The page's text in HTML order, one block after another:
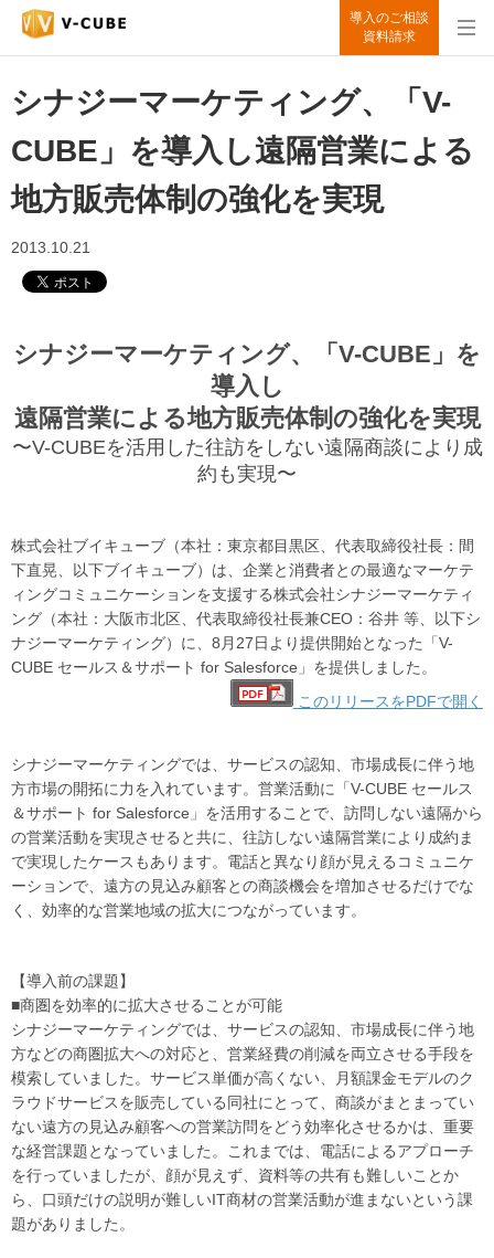
導入のご相談
資料請求
シナジーマーケティング、「V-
CUBE」を導入し遠隔営業による
地方販売体制の強化を実現
2013.10.21
シナジーマーケティング、「V-CUBE」を
導入し
遠隔営業による地方販売体制の強化を実現
〜V-CUBEを活用した往訪をしない遠隔商談により成
約も実現〜
株式会社ブイキューブ（本社：東京都目黒区、代表取締役社長：間
下直晃、以下ブイキューブ）は、企業と消費者との最適なマーケテ
ィングコミュニケーションを支援する株式会社シナジーマーケティ
ング（本社：大阪市北区、代表取締役社長兼CEO：谷井 等、以下シ
ナジーマーケティング）に、8月27日より提供開始となった「V-
CUBE セールス＆サポート for Salesforce」を提供しました。
このリリースをPDFで開く
シナジーマーケティングでは、サービスの認知、市場成長に伴う地
方市場の開拓に力を入れています。営業活動に「V-CUBE セールス
＆サポート for Salesforce」を活用することで、訪問しない遠隔から
の営業活動を実現させると共に、往訪しない遠隔営業により成約ま
で実現したケースもあります。電話と異なり顔が見えるコミュニケ
ーションで、遠方の見込み顧客との商談機会を増加させるだけでな
く、効率的な営業地域の拡大につながっています。
【導入前の課題】
■商圏を効率的に拡大させることが可能
シナジーマーケティングでは、サービスの認知、市場成長に伴う地
方などの商圏拡大への対応と、営業経費の削減を両立させる手段を
模索していました。サービス単価が高くない、月額課金モデルのク
ラウドサービスを販売している同社にとって、商談がまとまってい
ない遠方の見込み顧客への営業訪問をどう効率化させるかは、重要
な経営課題となっていました。これまでは、電話によるアプローチ
を行っていましたが、顔が見えず、資料等の共有も難しいことか
ら、口頭だけの説明が難しいIT商材の営業活動が進まないという課
題がありました。